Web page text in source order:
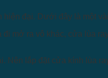
đại. Dưới đây là một
mở ra vô khác, cửa lùa
Nên lắp đặt cửa kính lùa